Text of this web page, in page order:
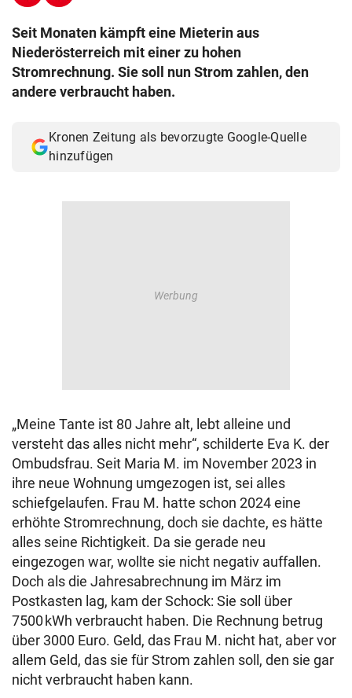
Seit Monaten kämpft eine Mieterin aus
Niederösterreich mit einer zu hohen
Stromrechnung. Sie soll nun Strom zahlen, den
andere verbraucht haben.
Kronen Zeitung als bevorzugte Google-Quelle
hinzufügen
„Meine Tante ist 80 Jahre alt, lebt alleine und
versteht das alles nicht mehr“, schilderte Eva K. der
Ombudsfrau. Seit Maria M. im November 2023 in
ihre neue Wohnung umgezogen ist, sei alles
schiefgelaufen. Frau M. hatte schon 2024 eine
erhöhte Stromrechnung, doch sie dachte, es hätte
alles seine Richtigkeit. Da sie gerade neu
eingezogen war, wollte sie nicht negativ auffallen.
Doch als die Jahresabrechnung im März im
Postkasten lag, kam der Schock: Sie soll über
7500 kWh verbraucht haben. Die Rechnung betrug
über 3000 Euro. Geld, das Frau M. nicht hat, aber vor
allem Geld, das sie für Strom zahlen soll, den sie gar
nicht verbraucht haben kann.